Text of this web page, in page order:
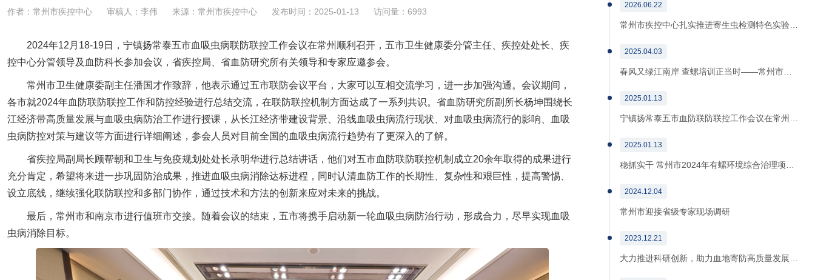
作者：常州市疾控中心 审稿人：李伟 来源：常州市疾控中心 发布时间：2025-01-13 访问量：6993
2024年12月18-19日，宁镇扬常泰五市血吸虫病联防联控工作会议在常州顺利召开，五市卫生健康委分管主任、疾控处处长、疾
控中心分管领导及血防科长参加会议，省疾控局、省血防研究所有关领导和专家应邀参会。
常州市卫生健康委副主任潘国才作致辞，他表示通过五市联防会议平台，大家可以互相交流学习，进一步加强沟通。会议期间，
各市就2024年血防联防联控工作和防控经验进行总结交流，在联防联控机制方面达成了一系列共识。省血防研究所副所长杨坤围绕长
江经济带高质量发展与血吸虫病防治工作进行授课，从长江经济带建设背景、沿线血吸虫病流行现状、对血吸虫病流行的影响、血吸
虫病防控对策与建议等方面进行详细阐述，参会人员对目前全国的血吸虫病流行趋势有了更深入的了解。
省疾控局副局长顾帮朝和卫生与免疫规划处处长承明华进行总结讲话，他们对五市血防联防联控机制成立20余年取得的成果进行
充分肯定，希望将来进一步巩固防治成果，推进血吸虫病消除达标进程，同时认清血防工作的长期性、复杂性和艰巨性，提高警惕、
设立底线，继续强化联防联控和多部门协作，通过技术和方法的创新来应对未来的挑战。
最后，常州市和南京市进行值班市交接。随着会议的结束，五市将携手启动新一轮血吸虫病防治行动，形成合力，尽早实现血吸
虫病消除目标。
2026.06.22
常州市疾控中心扎实推进寄生虫检测特色实验…
2025.04.03
春风又绿江南岸 查螺培训正当时——常州市…
2025.01.13
宁镇扬常泰五市血防联防联控工作会议在常州…
2025.01.13
稳抓实干 常州市2024年有螺环境综合治理项…
2024.12.04
常州市迎接省级专家现场调研
2023.12.21
大力推进科研创新，助力血地寄防高质量发展…